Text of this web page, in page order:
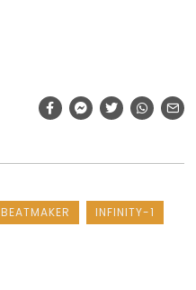
BEATMAKER
INFINITY-1